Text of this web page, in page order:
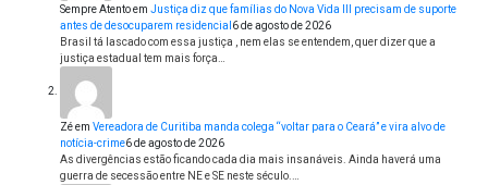
Sempre Atentoem Justiça diz que famílias do Nova Vida III precisam de suporte
antes de desocuparem residencial 6 de agosto de 2026
Brasil tá lascado com essa justiça , nem elas se entendem, quer dizer que a
justiça estadual tem mais força…
Zéem Vereadora de Curitiba manda colega “voltar para o Ceará” e vira alvo de
notícia-crime6 de agosto de 2026
As divergências estão ficando cada dia mais insanáveis. Ainda haverá uma
guerra de secessão entre NE e SE neste século.…